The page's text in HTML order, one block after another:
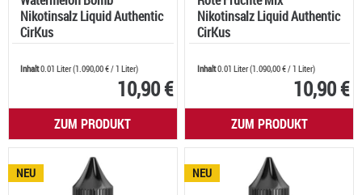
Nikotinsalz Liquid Authentic
CirKus
Inhalt0.01 Liter(1.090,00 €/ 1 Liter)
10,90 €
ZUM PRODUKT
Nikotinsalz Liquid Authentic
CirKus
Inhalt0.01 Liter(1.090,00 €/ 1 Liter)
10,90 €
ZUM PRODUKT
NEU NEU